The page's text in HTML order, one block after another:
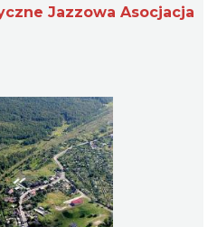
Jazzowa Asocjacja